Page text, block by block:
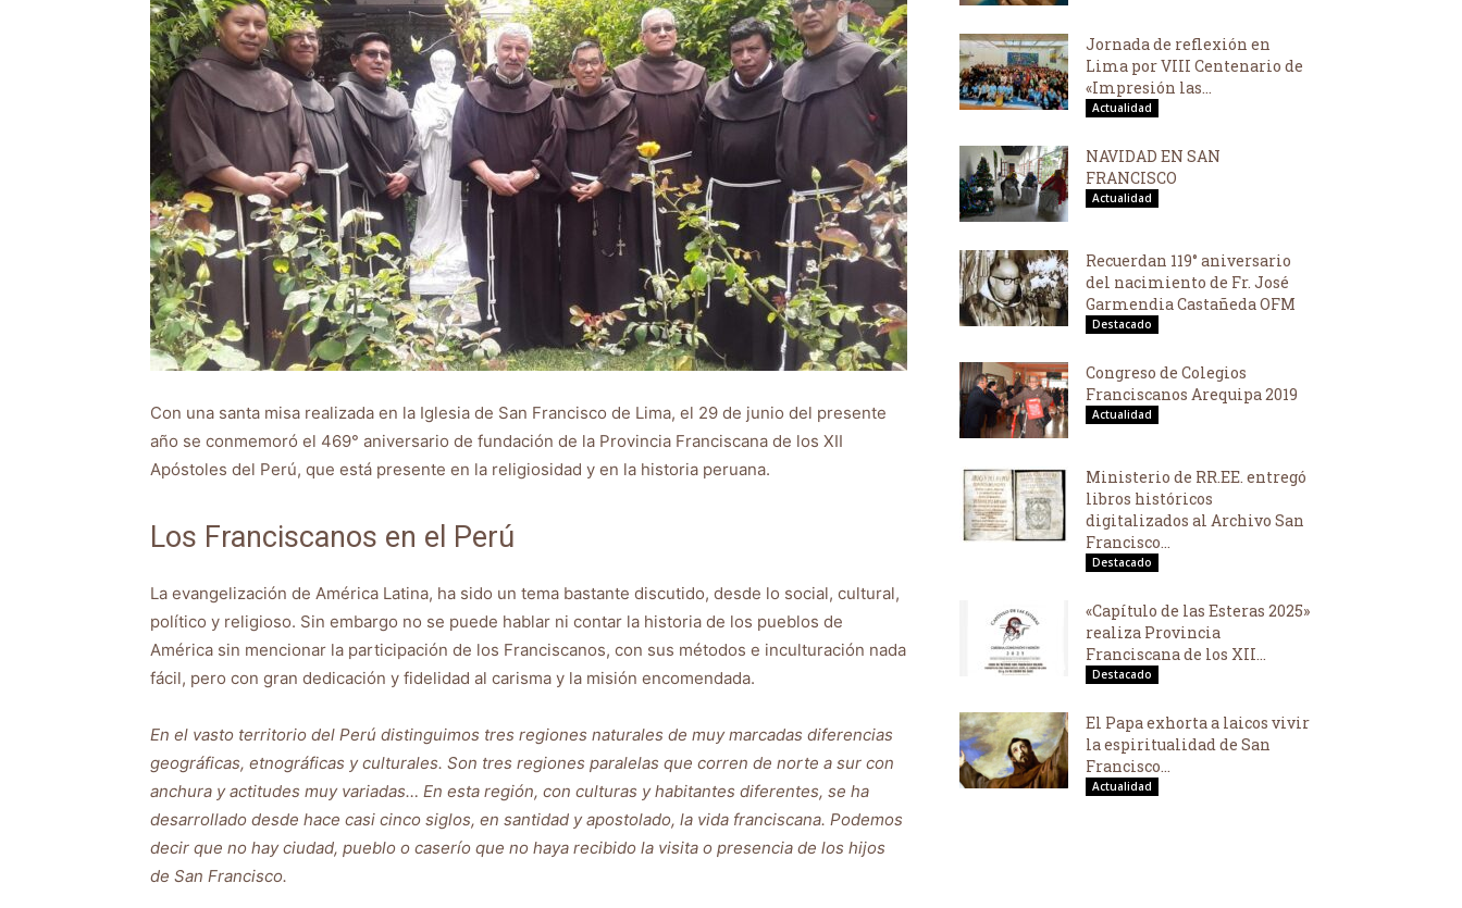
Con una santa misa realizada en la Iglesia de San Francisco de Lima, el 29 de junio del presente
año se conmemoró el 469° aniversario de fundación de la Provincia Franciscana de los XII
Apóstoles del Perú, que está presente en la religiosidad y en la historia peruana.
Los Franciscanos en el Perú
La evangelización de América Latina, ha sido un tema bastante discutido, desde lo social, cultural,
político y religioso. Sin embargo no se puede hablar ni contar la historia de los pueblos de
América sin mencionar la participación de los Franciscanos, con sus métodos e inculturación nada
fácil, pero con gran dedicación y fidelidad al carisma y la misión encomendada.
En el vasto territorio del Perú distinguimos tres regiones naturales de muy marcadas diferencias
geográficas, etnográficas y culturales. Son tres regiones paralelas que corren de norte a sur con
anchura y actitudes muy variadas… En esta región, con culturas y habitantes diferentes, se ha
desarrollado desde hace casi cinco siglos, en santidad y apostolado, la vida franciscana. Podemos
decir que no hay ciudad, pueblo o caserío que no haya recibido la visita o presencia de los hijos
de San Francisco.
Jornada de reflexión en
Lima por VIII Centenario de
«Impresión las...
Actualidad
NAVIDAD EN SAN
FRANCISCO
Actualidad
Recuerdan 119° aniversario
del nacimiento de Fr. José
Garmendia Castañeda OFM
Destacado
Congreso de Colegios
Franciscanos Arequipa 2019
Actualidad
Ministerio de RR.EE. entregó
libros históricos
digitalizados al Archivo San
Francisco...
Destacado
«Capítulo de las Esteras 2025»
realiza Provincia
Franciscana de los XII...
Destacado
El Papa exhorta a laicos vivir
la espiritualidad de San
Francisco...
Actualidad